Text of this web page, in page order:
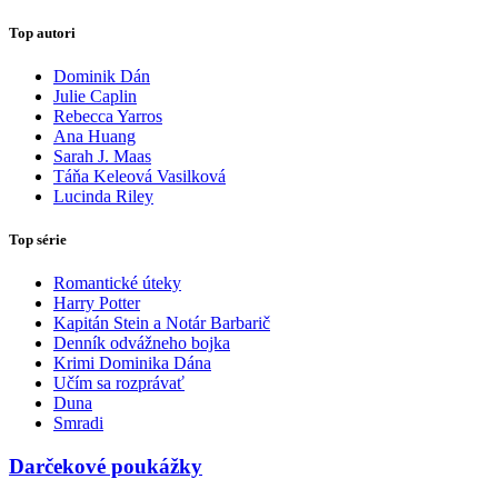
Top autori
Dominik Dán
Julie Caplin
Rebecca Yarros
Ana Huang
Sarah J. Maas
Táňa Keleová Vasilková
Lucinda Riley
Top série
Romantické úteky
Harry Potter
Kapitán Stein a Notár Barbarič
Denník odvážneho bojka
Krimi Dominika Dána
Učím sa rozprávať
Duna
Smradi
Darčekové poukážky